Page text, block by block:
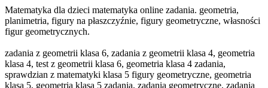
Matematyka dla dzieci matematyka online zadania. geometria,
planimetria, figury na płaszczyźnie, figury geometryczne, własności
figur geometrycznych.
zadania z geometrii klasa 6, zadania z geometrii klasa 4, geometria
klasa 4, test z geometrii klasa 6, geometria klasa 4 zadania,
sprawdzian z matematyki klasa 5 figury geometryczne, geometria
klasa 5, geometria klasa 5 zadania, zadania geometryczne, zadania